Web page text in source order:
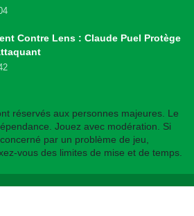
Contre Lens : Claude Puel Protège
réservés aux personnes majeures. Le
Jouez avec modération. Si
par un problème de jeu,
vous des limites de mise et de temps.